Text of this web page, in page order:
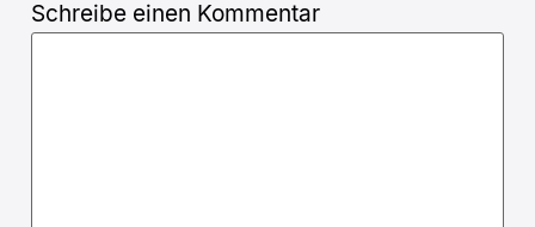
Schreibe einen Kommentar